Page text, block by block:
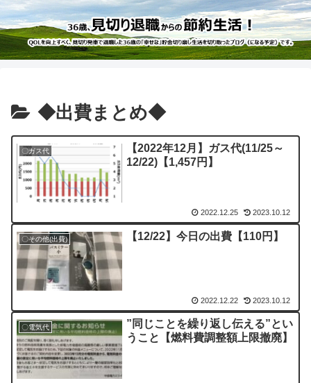
◆出費まとめ◆
〇ガス代
【2022年12月】ガス代(11/25～
12/22)【1,457円】
2022.12.25 2023.10.12
〇その他(出費) 【12/22】今日の出費【110円】
2022.12.22 2023.10.12
〇電気代
”同じことを繰り返し伝える”とい
うこと【燃料費調整額上限撤廃】